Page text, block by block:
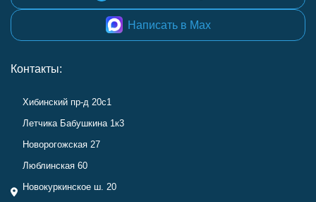
Написать в Max
Контакты:
Хибинский пр-д 20с1
Летчика Бабушкина 1к3
Новорогожская 27
Люблинская 60
Новокуркинское ш. 20